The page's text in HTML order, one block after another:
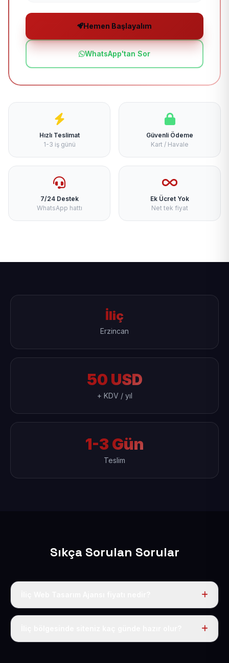
Hemen Başlayalım
WhatsApp'tan Sor
Hızlı Teslimat
1-3 iş günü
Güvenli Ödeme
Kart / Havale
7/24 Destek
WhatsApp hattı
Ek Ücret Yok
Net tek fiyat
İliç
Erzincan
50 USD
+ KDV / yıl
1-3 Gün
Teslim
Sıkça Sorulan Sorular
Tek fiyat uygulanır: yıllık 50 USD + KDV. Bu bedele alan